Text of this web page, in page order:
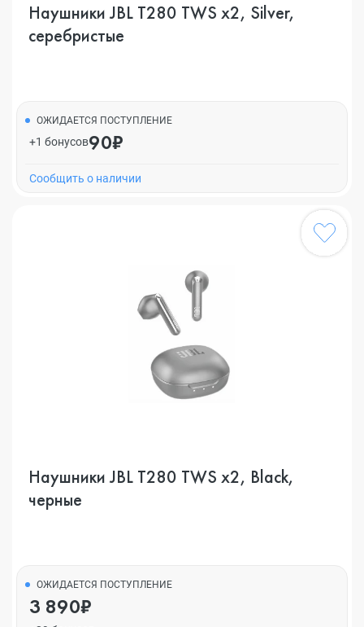
Наушники JBL T280 TWS x2, Silver,
серебристые
ОЖИДАЕТСЯ ПОСТУПЛЕНИЕ
90₽
+1 бонусов
Cообщить о наличии
Наушники JBL T280 TWS x2, Black,
черные
ОЖИДАЕТСЯ ПОСТУПЛЕНИЕ
3 890₽